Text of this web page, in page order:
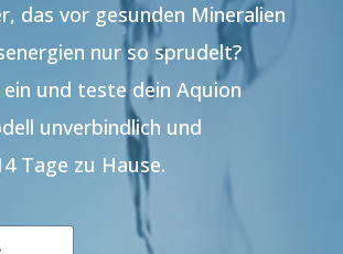
das vor gesunden Mineralien
nur so sprudelt?
und teste dein Aquion
unverbindlich und
Tage zu Hause.